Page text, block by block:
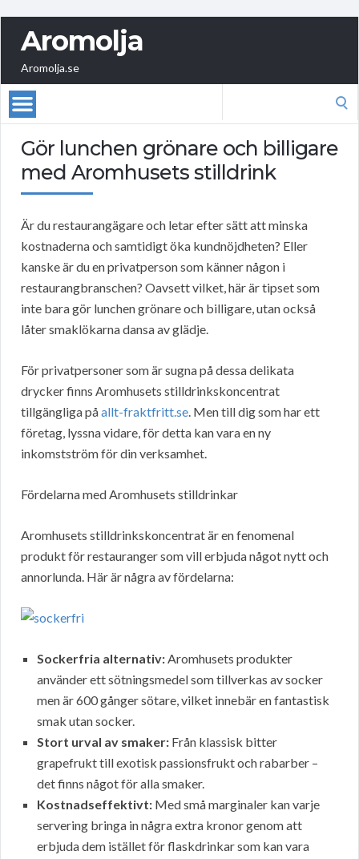
Aromolja
Aromolja.se
Gör lunchen grönare och billigare
med Aromhusets stilldrink
Är du restaurangägare och letar efter sätt att minska
kostnaderna och samtidigt öka kundnöjdheten? Eller
kanske är du en privatperson som känner någon i
restaurangbranschen? Oavsett vilket, här är tipset som
inte bara gör lunchen grönare och billigare, utan också
låter smaklökarna dansa av glädje.
För privatpersoner som är sugna på dessa delikata
drycker finns Aromhusets stilldrinkskoncentrat
tillgängliga påallt-fraktfritt.se. Men till dig som har ett
företag, lyssna vidare, för detta kan vara en ny
inkomstström för din verksamhet.
Fördelarna med Aromhusets stilldrinkar
Aromhusets stilldrinkskoncentrat är en fenomenal
produkt för restauranger som vill erbjuda något nytt och
annorlunda. Här är några av fördelarna:
Sockerfria alternativ:Aromhusets produkter
använder ett sötningsmedel som tillverkas av socker
men är 600 gånger sötare, vilket innebär en fantastisk
smak utan socker.
Stort urval av smaker: Från klassisk bitter
grapefrukt till exotisk passionsfrukt och rabarber –
det finns något för alla smaker.
Kostnadseffektivt: Med små marginaler kan varje
servering bringa in några extra kronor genom att
erbjuda dem istället för flaskdrinkar som kan vara